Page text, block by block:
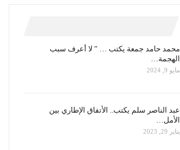
محمد حامد جمعة يكتب … ” لا أعرف سبب
الهجمة…
مايو 9, 2024
عبد الناصر سلم يكتب.. الأتفاق الإطاري بين
الأمل…
يناير 29, 2023